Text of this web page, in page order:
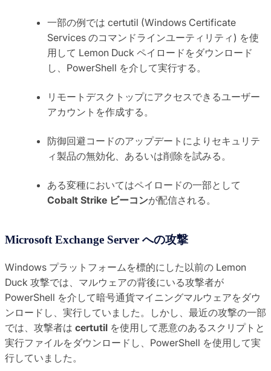
一部の例では certutil (Windows Certificate
Services のコマンドラインユーティリティ) を使
用して Lemon Duck ペイロードをダウンロード
し、PowerShell を介して実行する。
リモートデスクトップにアクセスできるユーザー
アカウントを作成する。
防御回避コードのアップデートによりセキュリテ
ィ製品の無効化、あるいは削除を試みる。
ある変種においてはペイロードの一部として
Cobalt Strike ビーコンが配信される。
Microsoft Exchange Server への攻撃
Windows プラットフォームを標的にした以前の Lemon
Duck 攻撃では、マルウェアの背後にいる攻撃者が
PowerShell を介して暗号通貨マイニングマルウェアをダウ
ンロードし、実行していました。しかし、最近の攻撃の一部
では、攻撃者は certutil を使用して悪意のあるスクリプトと
実行ファイルをダウンロードし、PowerShell を使用して実
行していました。